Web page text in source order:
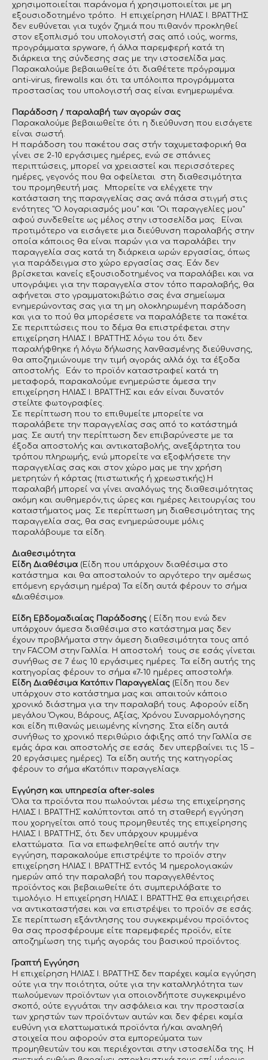
χρησιμοποιείται παράνομα ή χρησιμοποιείται με μη
εξουσιοδοτημένο τρόπο. Η επιχείρηση ΗΛΙΑΣ Ι. ΒΡΑΤΤΗΣ
δεν ευθύνεται για τυχόν ζημιά που πιθανόν προκληθεί
στον εξοπλισμό του υπολογιστή σας από ιούς, worms,
προγράμματα spyware, ή άλλα παρεμφερή κατά τη
διάρκεια της σύνδεσης σας με την ιστοσελίδα μας.
Παρακαλούμε βεβαιωθείτε ότι διαθέτετε πρόγραμμα
anti-virus, firewalls και ότι τα υπόλοιπα προγράμματα
προστασίας του υπολογιστή σας είναι ενημερωμένα.
Παράδοση / παραλαβή των αγορών σας
Παρακαλούμε βεβαιωθείτε ότι η διεύθυνση που εισάγετε
είναι σωστή.
Η παράδοση του πακέτου σας στήν ταχυμεταφορική θα
γίνει σε 2-10 εργάσιμες ημέρες, ενώ σε σπάνιες
περιπτώσεις, μπορεί να χρειαστεί και περισσότερες
ημέρες, γεγονός που θα οφείλεται στη διαθεσιμότητα
του προμηθευτή μας. Μπορείτε να ελέγχετε την
κατάσταση της παραγγελίας σας ανά πάσα στιγμή στις
ενότητες "Ο λογαριασμός μου" και "Οι παραγγελίες μου"
αφού συνδεθείτε ως μέλος στην ιστοσελίδα μας. Είναι
προτιμότερο να εισάγετε μια διεύθυνση παραλαβής στην
οποία κάποιος θα είναι παρών για να παραλάβει την
παραγγελία σας κατά τη διάρκεια ωρών εργασίας, όπως
για παράδειγμα στο χώρο εργασίας σας. Εάν δεν
βρίσκεται κανείς εξουσιοδοτημένος να παραλάβει και να
υπογράψει για την παραγγελία στον τόπο παραλαβής, θα
αφήνεται στο γραμματοκιβώτιο σας ένα σημείωμα
ενημερώνοντας σας για τη μη ολοκληρωμένη παράδοση
και για το πού θα μπορέσετε να παραλάβετε τα πακέτα.
Σε περιπτώσεις που το δέμα θα επιστρέφεται στην
επιχείρηση ΗΛΙΑΣ Ι. ΒΡΑΤΤΗΣ λόγω του ότι δεν
παραλήφθηκε ή λόγω δήλωσης λανθασμένης διεύθυνσης,
θα αποζημιώνουμε την τιμή αγοράς αλλά όχι τα έξοδα
αποστολής. Εάν το προϊόν καταστραφεί κατά τη
μεταφορά, παρακαλούμε ενημερώστε άμεσα την
επιχείρηση ΗΛΙΑΣ Ι. ΒΡΑΤΤΗΣ και εάν είναι δυνατόν
στείλτε φωτογραφίες.
Σε περίπτωση που το επιθυμείτε μπορείτε να
παραλάβετε την παραγγελίας σας από το κατάστημά
μας. Σε αυτή την περίπτωση δεν επιβαρύνεστε με τα
έξοδα αποστολής και αντικαταβολής, ανεξάρτητα του
τρόπου πληρωμής, ενώ μπορείτε να εξοφλήσετε την
παραγγελίας σας και στον χώρο μας με την χρήση
μετρητών ή κάρτας (πιστωτικής ή χρεωστικής).Η
παραλαβή μπορεί να γίνει αναλόγως της διαθεσιμότητας
ακόμη και αυθημερόν,τις ώρες και ημέρες λειτουργίας του
καταστήματος μας. Σε περίπτωση μη διαθεσιμότητας της
παραγγελία σας, θα σας ενημερώσουμε μόλις
παραλάβουμε τα είδη.
Διαθεσιμότητα
Είδη Διαθέσιμα (Είδη που υπάρχουν διαθέσιμα στο
κατάστημα και θα αποσταλούν το αργότερο την αμέσως
επόμενη εργάσιμη ημέρα) Τα είδη αυτά φέρουν το σήμα
«Διαθέσιμο».
Είδη Εβδομαδιαίας Παράδοσης ( Είδη που ενώ δεν
υπάρχουν άμεσα διαθέσιμα στο κατάστημα μας δεν
έχουν προβλήματα στην άμεση διαθεσιμότητα τους από
την FACOM στην Γαλλία. Η αποστολή τους σε εσάς γίνεται
συνήθως σε 7 έως 10 εργάσιμες ημέρες. Τα είδη αυτής της
κατηγορίας φέρουν το σήμα «7-10 ημέρες αποστολή».
Είδη Διαθέσιμα Κατόπιν Παραγγελίας (Είδη που δεν
υπάρχουν στο κατάστημα μας και απαιτούν κάποιο
χρονικό διάστημα για την παραλαβή τους. Αφορούν είδη
μεγάλου Όγκου, Βάρους, Αξίας, Χρόνου Συναρμολόγησης
και είδη πιθανώς μειωμένης κίνησης. Στα είδη αυτά
συνήθως το χρονικό περιθώριο άφιξης από την Γαλλία σε
εμάς άρα και αποστολής σε εσάς δεν υπερβαίνει τις 15 –
20 εργάσιμες ημέρες). Τα είδη αυτής της κατηγορίας
φέρουν το σήμα «Κατόπιν παραγγελίας».
Εγγύηση και υπηρεσία after-sales
Όλα τα προϊόντα που πωλούνται μέσω της επιχείρησης
ΗΛΙΑΣ Ι. ΒΡΑΤΤΗΣ καλύπτονται από τη σταθερή εγγύηση
που χορηγείται από τους προμηθευτές της επιχείρησης
ΗΛΙΑΣ Ι. ΒΡΑΤΤΗΣ, ότι δεν υπάρχουν κρυμμένα
ελαττώματα. Για να επωφεληθείτε από αυτήν την
εγγύηση, παρακαλούμε επιστρέψτε το προϊόν στην
επιχείρηση ΗΛΙΑΣ Ι. ΒΡΑΤΤΗΣ εντός 14 ημερολογιακών
ημερών από την παραλαβή του παραγγελθέντος
προϊόντος και βεβαιωθείτε ότι συμπεριλάβατε το
τιμολόγιο. Η επιχείρηση ΗΛΙΑΣ Ι. ΒΡΑΤΤΗΣ θα επιχειρήσει
να αντικαταστήσει και να επιστρέψει το προϊόν σε εσάς.
Σε περίπτωση εξάντλησης του συγκεκριμένου προϊόντος
θα σας προσφέρουμε είτε παρεμφερές προϊόν, είτε
αποζημίωση της τιμής αγοράς του βασικού προϊόντος.
Γραπτή Εγγύηση
Η επιχείρηση ΗΛΙΑΣ Ι. ΒΡΑΤΤΗΣ δεν παρέχει καμία εγγύηση
ούτε για την ποιότητα, ούτε για την καταλληλότητα των
πωλούμενων προϊόντων για οποιονδήποτε συγκεκριμένο
σκοπό, ούτε εγγυάται την ασφάλεια και την προστασία
των χρηστών των προϊόντων αυτών και δεν φέρει καμία
ευθύνη για ελαττωματικά προϊόντα ή/και αναληθή
στοιχεία που αφορούν στα εμπορεύματα των
προμηθευτών του και περιέχονται στην ιστοσελίδα της. Η